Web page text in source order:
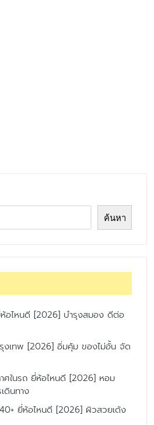
ค้นหา
อไหนดี [2026] บำรุงสมอง ดีต่อ
รุงเทพ [2026] อิ่มคุ้ม ของไม่อั้น จัด
ศในรถ ยี่ห้อไหนดี [2026] หอม
ดินทาง
ยี่ห้อไหนดี [2026] ผิวสวยเด้ง